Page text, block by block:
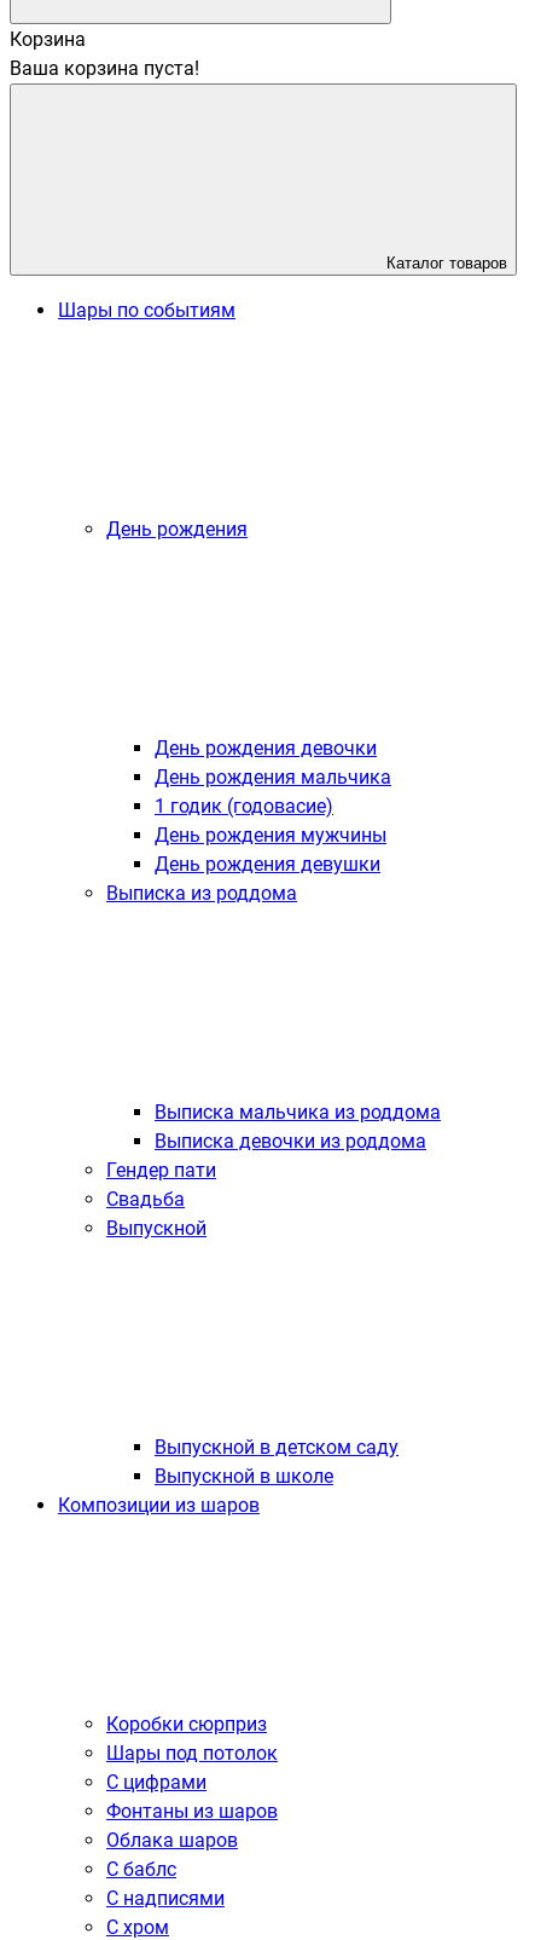
Корзина
Ваша корзина пуста!
Каталог товаров
Шары по событиям
День рождения
День рождения девочки
День рождения мальчика
1 годик (годовасие)
День рождения мужчины
День рождения девушки
Выписка из роддома
Выписка мальчика из роддома
Выписка девочки из роддома
Гендер пати
Свадьба
Выпускной
Выпускной в детском саду
Выпускной в школе
Композиции из шаров
Коробки сюрприз
Шары под потолок
С цифрами
Фонтаны из шаров
Облака шаров
С баблс
С надписями
С хром